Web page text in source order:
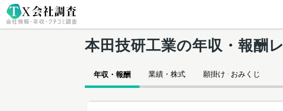
本田技研工業の年収・報酬
年収・報酬 業績・株式 願掛け · おみくじ